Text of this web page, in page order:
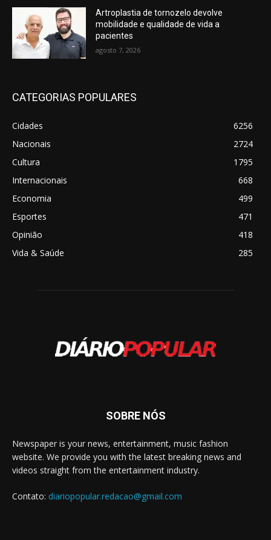
Artroplastia de tornozelo devolve
mobilidade e qualidade de vida a
pacientes
agosto 7, 2026
CATEGORIAS POPULARES
Cidades
6256
Nacionais
2724
Cultura
1795
Internacionais
668
Economia
499
Esportes
471
Opinião
418
Vida & Saúde
285
SOBRE NÓS
Newspaper is your news, entertainment, music fashion
website. We provide you with the latest breaking news and
videos straight from the entertainment industry.
Contato: diariopopular.redacao@gmail.com